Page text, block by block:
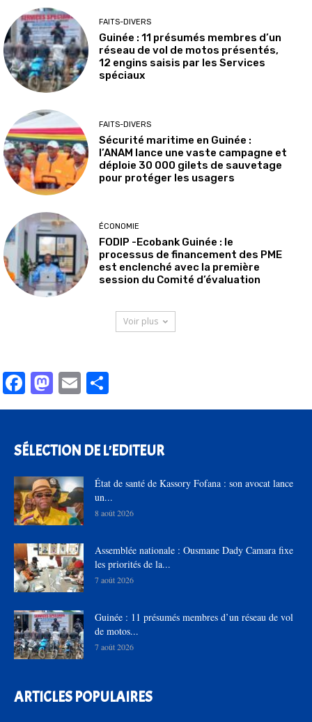
FAITS-DIVERS
Guinée : 11 présumés membres d’un
réseau de vol de motos présentés,
12 engins saisis par les Services
spéciaux
FAITS-DIVERS
Sécurité maritime en Guinée :
l’ANAM lance une vaste campagne et
déploie 30 000 gilets de sauvetage
pour protéger les usagers
ÉCONOMIE
FODIP -Ecobank Guinée : le
processus de financement des PME
est enclenché avec la première
session du Comité d’évaluation
Voir plus
Facebook
Mastodon
Email
SÉLECTION DE L'EDITEUR
État de santé de Kassory Fofana : son avocat lance
un...
8 août 2026
Assemblée nationale : Ousmane Dady Camara fixe
les priorités de la...
7 août 2026
Guinée : 11 présumés membres d’un réseau de vol
de motos...
7 août 2026
ARTICLES POPULAIRES